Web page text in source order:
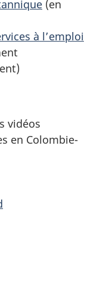
(en
à l’emploi
vidéos
en Colombie-